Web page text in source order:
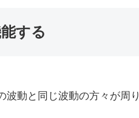
する
波動と同じ波動の方々が周